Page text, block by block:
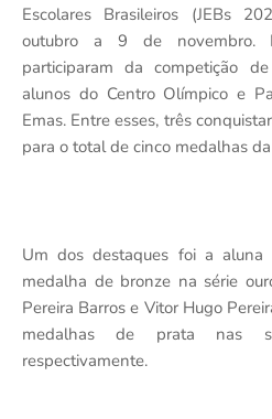
Escolares Brasileiros (JEBs
outubro a 9 de novembro.
participaram da competição
alunos do Centro Olímpico e
Emas. Entre esses, três
para o total de cinco medalhas
Um dos destaques foi a aluna
medalha de bronze na série
Pereira Barros e Vitor Hugo
medalhas de prata nas
respectivamente.